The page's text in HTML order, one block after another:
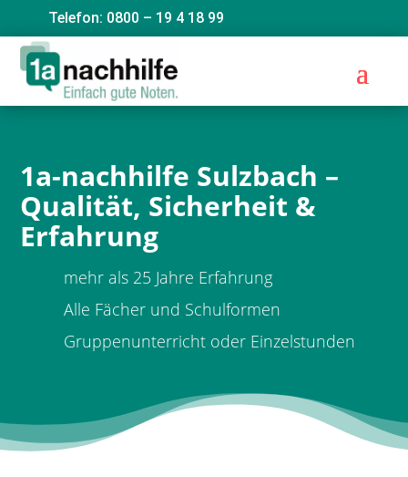
Telefon: 0800 – 19 4 18 99
1a-nachhilfe Sulzbach –
Qualität, Sicherheit &
Erfahrung
mehr als 25 Jahre Erfahrung
Alle Fächer und Schulformen
Gruppenunterricht oder Einzelstunden